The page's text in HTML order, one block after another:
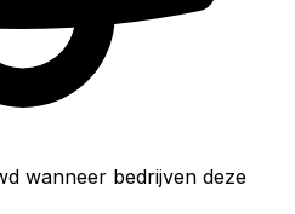
wanneer bedrijven deze